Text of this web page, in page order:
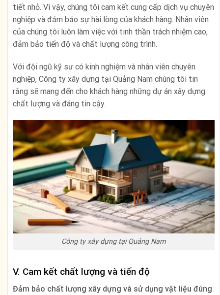
tiết nhỏ. Vì vậy, chúng tôi cam kết cung cấp dịch vụ chuyên
nghiệp và đảm bảo sự hài lòng của khách hàng. Nhân viên
của chúng tôi luôn làm việc với tinh thần trách nhiệm cao,
đảm bảo tiến độ và chất lượng công trình.
Với đội ngũ kỹ sư có kinh nghiệm và nhân viên chuyên
nghiệp, Công ty xây dựng tại Quảng Nam chúng tôi tin
rằng sẽ mang đến cho khách hàng những dự án xây dựng
chất lượng và đáng tin cậy.
Công ty xây dựng tại Quảng Nam
V. Cam kết chất lượng và tiến độ
Đảm bảo chất lượng xây dựng và sử dụng vật liệu đúng